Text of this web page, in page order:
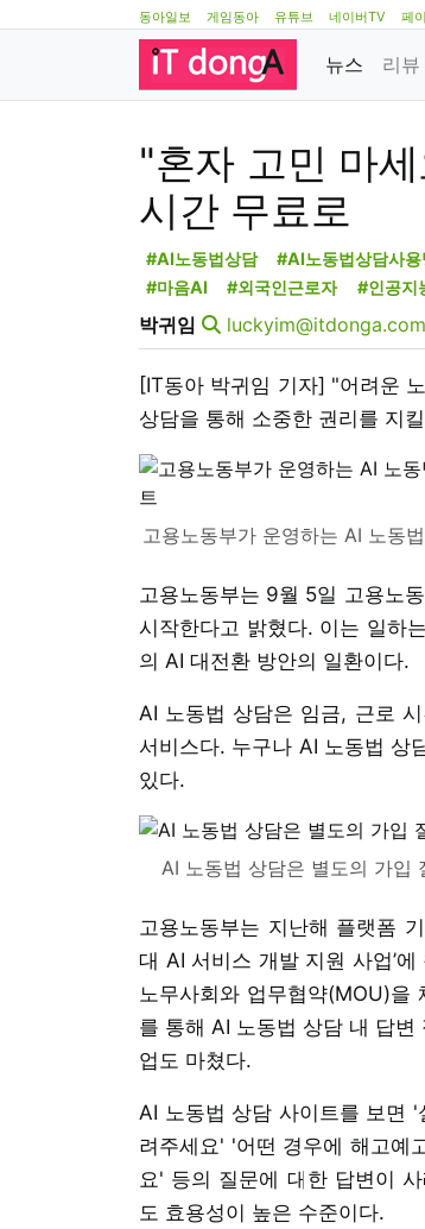
동아일보 게임동아 유튜브 네이버TV 페
뉴스 리뷰
"혼자 고민 마
시간 무료로
#AI노동법상담 #AI노동법상담사용
#마음AI
#외국인근로자 #인공지
박귀임 luckyim@itdonga.com
[IT동아 박귀임 기자] "어려운
상담을 통해 소중한 권리를 지
고용노동부가 운영하는 AI 노동
고용노동부는 9월 5일 고용노
시작한다고 밝혔다. 이는 일하
의 AI 대전환 방안의 일환이다.
AI 노동법 상담은 임금, 근로
서비스다. 누구나 AI 노동법 상
있다.
AI 노동법 상담은 별도의 가입
고용노동부는 지난해 플랫폼
대 AI 서비스 개발 지원 사업’
노무사회와 업무협약(MOU)을
를 통해 AI 노동법 상담 내 답
업도 마쳤다.
AI 노동법 상담 사이트를 보면
려주세요' '어떤 경우에 해고예
요' 등의 질문에 대한 답변이
도 효용성이 높은 수준이다.